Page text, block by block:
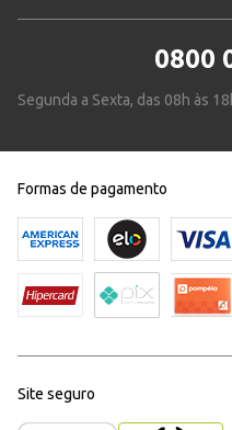
0800
Segunda a Sexta, das 08h às
Formas de pagamento
Site seguro